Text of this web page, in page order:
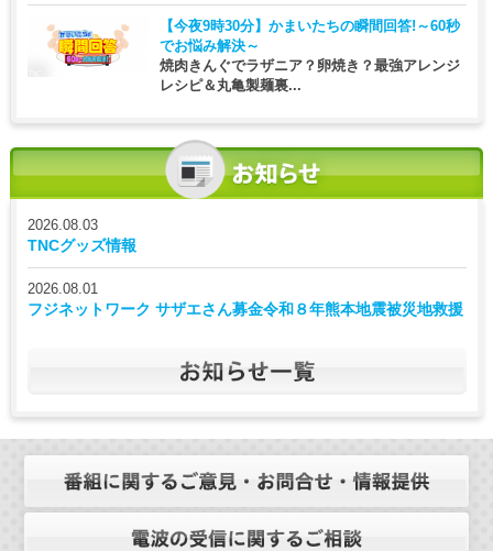
【今夜9時30分】 かまいたちの瞬間回答!～60秒
でお悩み解決～
焼肉きんぐでラザニア？卵焼き？最強アレンジ
レシピ＆丸亀製麺裏...
2026.08.03
TNCグッズ情報
2026.08.01
フジネットワーク サザエさん募金令和８年熊本地震被災地救援